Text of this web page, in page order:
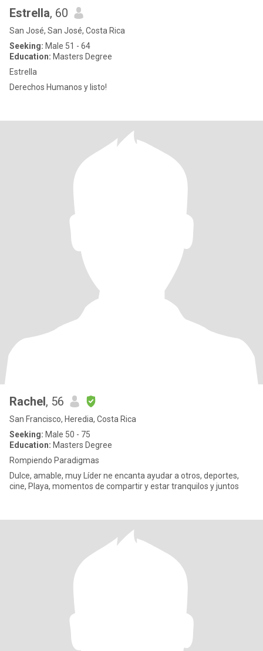
Estrella, 60
San José, San José, Costa Rica
Seeking: Male 51 - 64
Education: Masters Degree
Estrella
Derechos Humanos y listo!
Rachel, 56
San Francisco, Heredia, Costa Rica
Seeking: Male 50 - 75
Education: Masters Degree
Rompiendo Paradigmas
Dulce, amable, muy Líder ne encanta ayudar a otros, deportes,
cine, Playa, momentos de compartir y estar tranquilos y juntos